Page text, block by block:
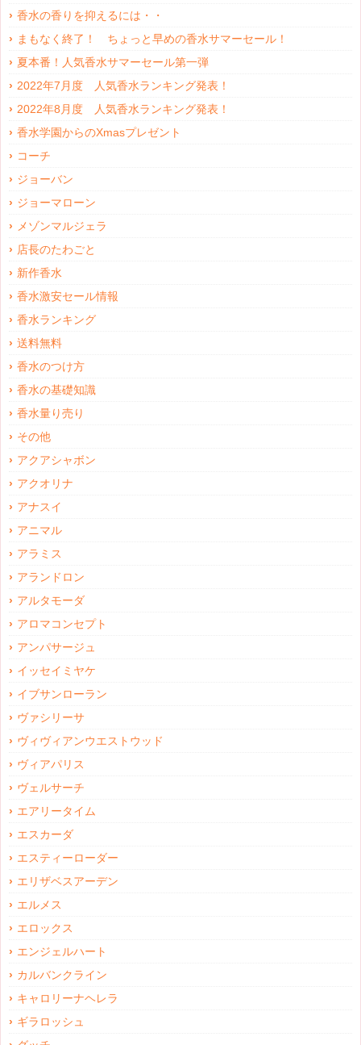
香水の香りを抑えるには・・
まもなく終了！ ちょっと早めの香水サマーセール！
夏本番！人気香水サマーセール第一弾
2022年7月度 人気香水ランキング発表！
2022年8月度 人気香水ランキング発表！
香水学園からのXmasプレゼント
コーチ
ジョーバン
ジョーマローン
メゾンマルジェラ
店長のたわごと
新作香水
香水激安セール情報
香水ランキング
送料無料
香水のつけ方
香水の基礎知識
香水量り売り
その他
アクアシャボン
アクオリナ
アナスイ
アニマル
アラミス
アランドロン
アルタモーダ
アロマコンセプト
アンパサージュ
イッセイミヤケ
イブサンローラン
ヴァシリーサ
ヴィヴィアンウエストウッド
ヴィアパリス
ヴェルサーチ
エアリータイム
エスカーダ
エスティーローダー
エリザベスアーデン
エルメス
エロックス
エンジェルハート
カルバンクライン
キャロリーナヘレラ
ギラロッシュ